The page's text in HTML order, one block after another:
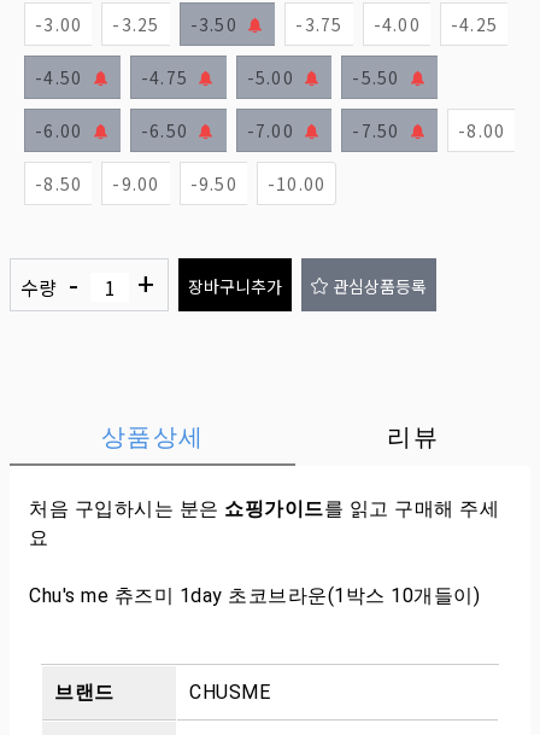
-3.00 -3.25 -3.50 -3.75 -4.00 -4.25
-4.50 -4.75 -5.00 -5.50
-6.00 -6.50 -7.00 -7.50 -8.00
-8.50 -9.00 -9.50 -10.00
수량 - + 장바구니추가 관심상품등록
상품상세 리뷰
처음 구입하시는 분은 쇼핑가이드를 읽고 구매해 주세
요
Chu's me 츄즈미 1day 초코브라운(1박스 10개들이)
브랜드 CHUSME